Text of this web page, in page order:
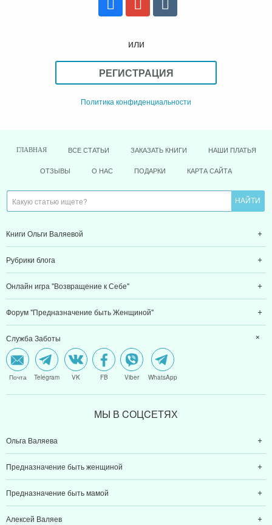
или
РЕГИСТРАЦИЯ
Политика конфиденциальности
ГЛАВНАЯ ВСЕ СТАТЬИ ЗАКАЗАТЬ КНИГИ НАШИ ПЛАТЬЯ
ОТЗЫВЫ О НАС ПОДАРКИ КАРТА САЙТА
Книги Ольги Валяевой
Рубрики блога
Онлайн игра "Возвращение к Себе"
Форум "Предназначение быть Женщиной"
Служба Заботы
Почта Telegram VK FB Viber WhatsApp
МЫ В CОЦCЕТЯХ
Ольга Валяева
Предназначение быть женщиной
Предназначение быть мамой
Алексей Валяев